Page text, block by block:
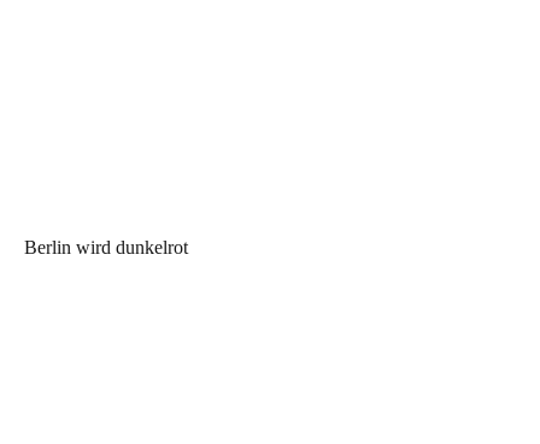
Berlin wird dunkelrot